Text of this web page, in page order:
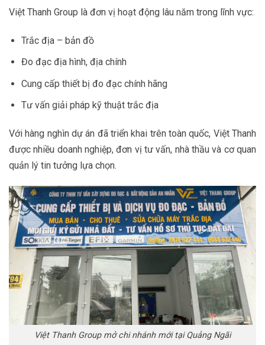
Việt Thanh Group là đơn vị hoạt động lâu năm trong lĩnh vực:
Trắc địa – bản đồ
Đo đạc địa hình, địa chính
Cung cấp thiết bị đo đạc chính hãng
Tư vấn giải pháp kỹ thuật trắc địa
Với hàng nghìn dự án đã triển khai trên toàn quốc, Việt Thanh
được nhiều doanh nghiệp, đơn vị tư vấn, nhà thầu và cơ quan
quản lý tin tưởng lựa chọn.
Việt Thanh Group mở chi nhánh mới tại Quảng Ngãi